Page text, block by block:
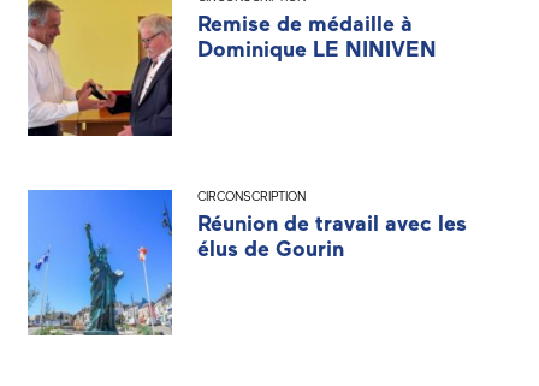
Remise de médaille à
Dominique LE NINIVEN
CIRCONSCRIPTION
Réunion de travail avec les
élus de Gourin